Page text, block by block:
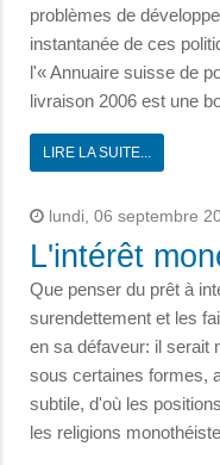
problèmes de
instantanée de ces
l'« Annuaire suisse de
livraison 2006 est une
LIRE LA SUITE...
lundi, 06 septembre
L'intérêt
Que penser du prêt à
surendettement et les
en sa défaveur: il serait
sous certaines formes,
subtile, d'où les
les religions